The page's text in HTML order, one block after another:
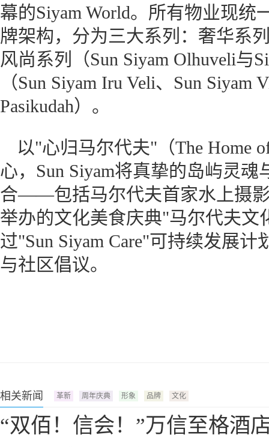
幕的Siyam World。所有物业现统
牌架构，分为三大系列：奢华系
风尚系列（Sun Siyam Olhuveli与
（Sun Siyam Iru Veli、Sun Siyam
Pasikudah）。
以"心归马尔代夫"（The Home
心，Sun Siyam将真挚的岛屿灵
合——包括马尔代夫首家水上摄
举办的文化美食庆典"马尔代夫文
过"Sun Siyam Care"可持续发展
与社区倡议。
相关新闻 革新 周年庆典 形象 品牌 文化
“双佰！信会！”万信至格酒